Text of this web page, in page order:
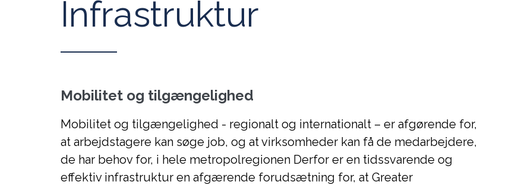
Infrastruktur
Mobilitet og tilgængelighed
Mobilitet og tilgængelighed - regionalt og internationalt – er afgørende for,
at arbejdstagere kan søge job, og at virksomheder kan få de medarbejdere,
de har behov for, i hele metropolregionen Derfor er en tidssvarende og
effektiv infrastruktur en afgærende forudsætning for, at Greater